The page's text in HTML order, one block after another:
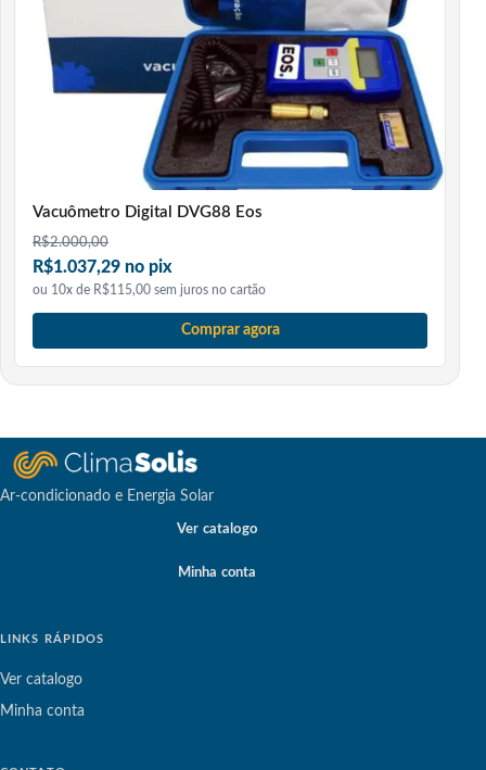
Vacuômetro Digital DVG88 Eos
R$2.000,00
R$1.037,29 no pix
ou 10x de R$115,00 sem juros no cartão
Comprar agora
Ar-condicionado e Energia Solar
Ver catalogo
Minha conta
LINKS RÁPIDOS
Ver catalogo
Minha conta